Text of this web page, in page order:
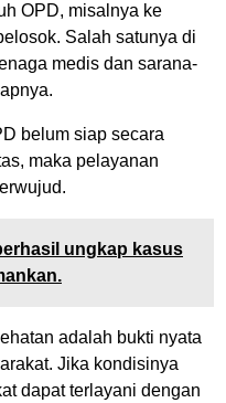
OPD, misalnya ke
Salah satunya di
medis dan sarana-
belum siap secara
maka pelayanan
ungkap kasus
adalah bukti nyata
Jika kondisinya
dapat terlayani dengan